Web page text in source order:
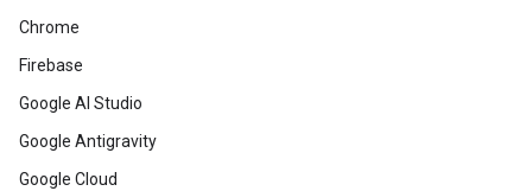
Chrome
Firebase
Google AI Studio
Google Antigravity
Google Cloud